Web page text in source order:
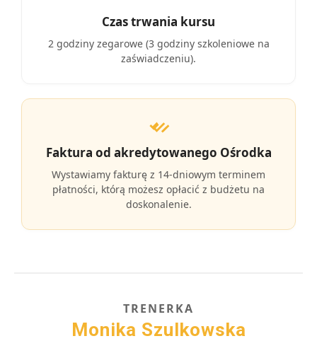
Czas trwania kursu
2 godziny zegarowe (3 godziny szkoleniowe na
zaświadczeniu).
Faktura od akredytowanego Ośrodka
Wystawiamy fakturę z 14-dniowym terminem
płatności, którą możesz opłacić z budżetu na
doskonalenie.
TRENERKA
Monika Szulkowska